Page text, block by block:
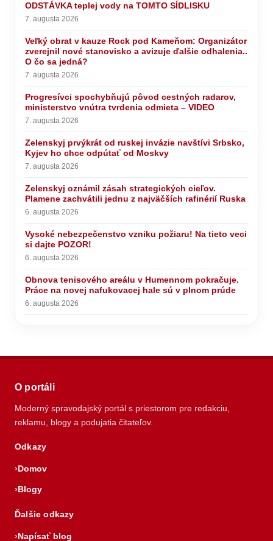
ODSTÁVKA teplej vody na TOMTO SÍDLISKU
7. augusta 2026
Veľký obrat v kauze Rock pod Kameňom: Organizátor
zverejnil nové stanovisko a avizuje ďalšie odhalenia..
O čo sa jedná?
7. augusta 2026
Progresívci spochybňujú pôvod cestných radarov,
ministerstvo vnútra tvrdenia odmieta – VIDEO
7. augusta 2026
Zelenskyj prvýkrát od ruskej invázie navštívi Srbsko,
Kyjev ho chce odpútať od Moskvy
7. augusta 2026
Zelenskyj oznámil zásah strategických cieľov.
Plamene zachvátili jednu z najväčších rafinérií Ruska
6. augusta 2026
Vysoké nebezpečenstvo vzniku požiaru! Na tieto veci
si dajte POZOR!
6. augusta 2026
Obnova tenisového areálu v Humennom pokračuje.
Práce na novej nafukovacej hale sú v plnom prúde
6. augusta 2026
O portáli
Moderný spravodajský portál s priestorom pre redakciu,
reklamu, blogy a podujatia čitateľov.
Odkazy
Domov
Blogy
Ďalšie odkazy
Napísať blog